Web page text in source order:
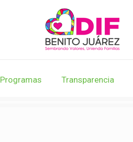
Programas Transparencia